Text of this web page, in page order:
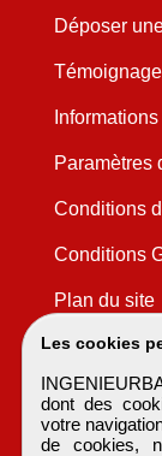
Les cookies
dont des
votre
de cookies,
Déposer
Paramètres
Conditions
Conditions
Plan du site